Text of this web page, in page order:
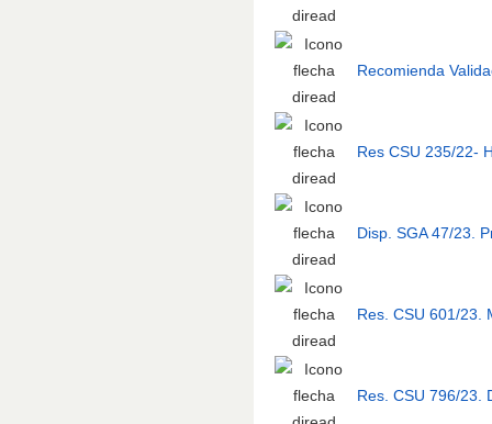
Recomienda
Res CSU 235/22-
Disp. SGA 47/23.
Res. CSU 601/23.
Res. CSU 796/23.